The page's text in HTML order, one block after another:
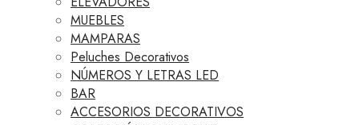
MUEBLES
MAMPARAS
Peluches Decorativos
NÚMEROS Y LETRAS LED
BAR
ACCESORIOS DECORATIVOS